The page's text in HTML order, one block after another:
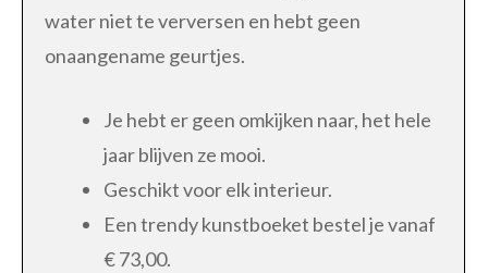
water niet te verversen en hebt geen
onaangename geurtjes.
Je hebt er geen omkijken naar, het hele
jaar blijven ze mooi.
Geschikt voor elk interieur.
Een trendy kunstboeket bestel je vanaf
€ 73,00.